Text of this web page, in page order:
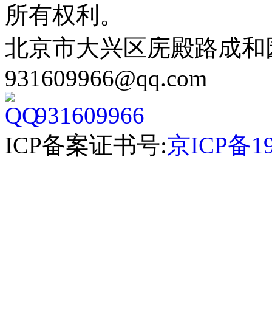
所有权利。
北京市大兴区庑殿路成和
931609966@qq.com
931609966
ICP备案证书号:京ICP备